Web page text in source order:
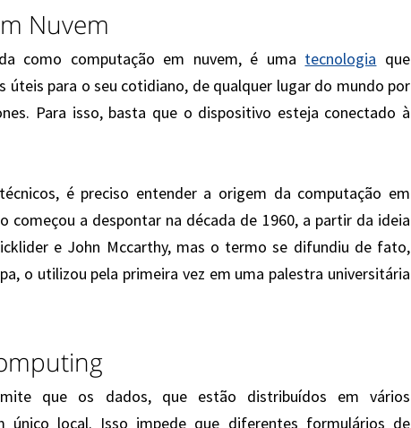
Nuvem
como computação em nuvem, é uma tecnologia que
úteis para o seu cotidiano, de qualquer lugar do mundo por
Para isso, basta que o dispositivo esteja conectado à
é preciso entender a origem da computação em
começou a despontar na década de 1960, a partir da ideia
e John Mccarthy, mas o termo se difundiu de fato,
o utilizou pela primeira vez em uma palestra universitária
que os dados, que estão distribuídos em vários
único local. Isso impede que diferentes formulários de